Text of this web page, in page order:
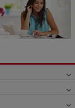
Funktionale
Statistik Cookies